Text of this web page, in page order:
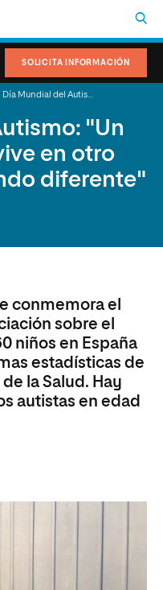
SOLICITA INFORMACIÓN
"Un
en otro
diferente"
conmemora el
sobre el
niños en España
estadísticas de
la Salud. Hay
autistas en edad